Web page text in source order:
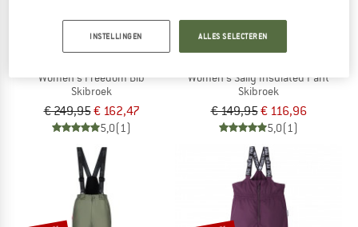
Women's Freedom Bib
Skibroek
€ 249,95€ 162,47
5,0(1)
Women's Sally Insulated Pant
Skibroek
€ 149,95€ 116,96
5,0(1)
INSTELLINGEN ALLES SELECTEREN